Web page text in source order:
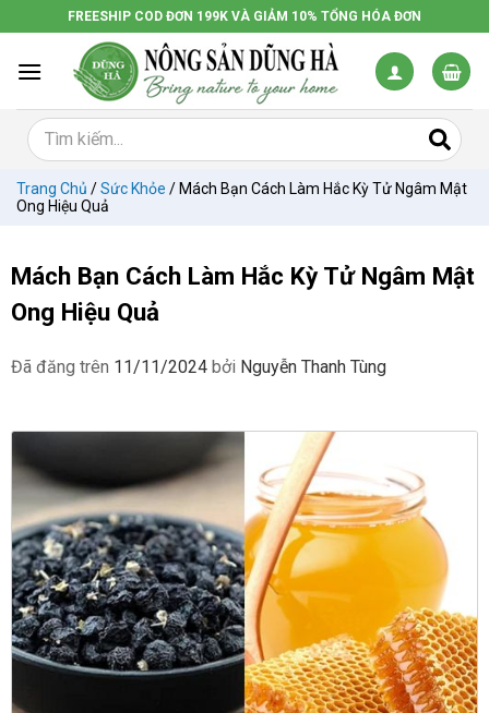
đến
dung
FREESHIP COD ĐƠN 199K VÀ GIẢM 10% TỔNG HÓA ĐƠN
Trang Chủ /Sức Khỏe / Mách Bạn Cách Làm Hắc Kỳ Tử Ngâm Mật
Ong Hiệu Quả
Mách Bạn Cách Làm Hắc Kỳ Tử Ngâm Mật
Ong Hiệu Quả
Đã đăng trên 11/11/2024 bởi Nguyễn Thanh Tùng